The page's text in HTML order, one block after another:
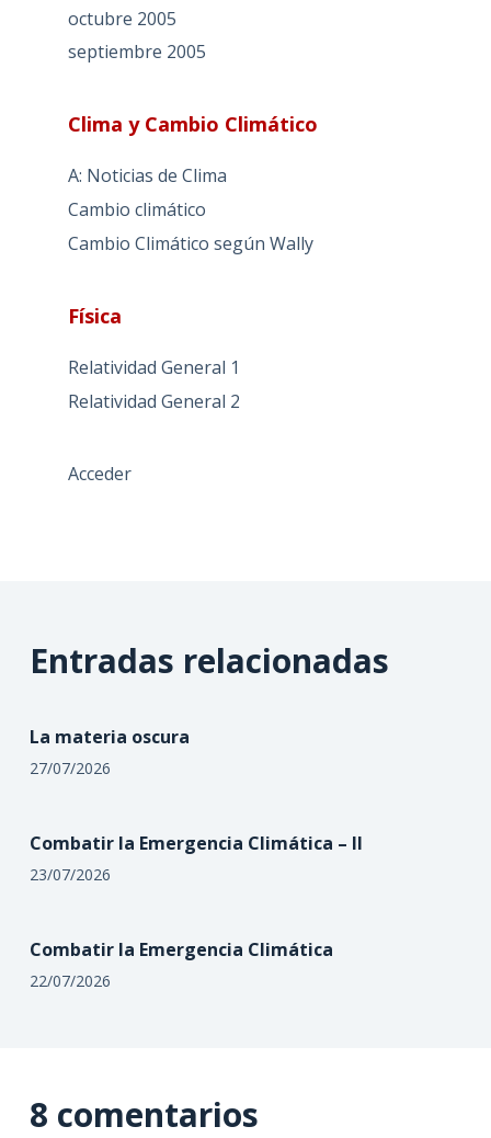
octubre 2005
septiembre 2005
Clima y Cambio Climático
A: Noticias de Clima
Cambio climático
Cambio Climático según Wally
Física
Relatividad General 1
Relatividad General 2
Acceder
Entradas relacionadas
La materia oscura
27/07/2026
Combatir la Emergencia Climática – II
23/07/2026
Combatir la Emergencia Climática
22/07/2026
8 comentarios